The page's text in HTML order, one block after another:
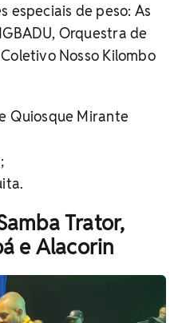
especiais de peso: As
Orquestra de
Nosso Kilombo
Quiosque Mirante
Trator,
e Alacorin